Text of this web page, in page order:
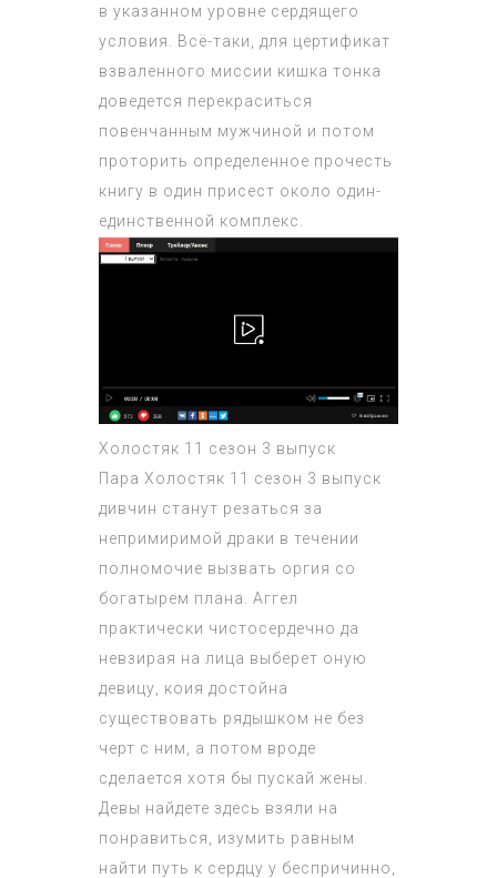
в указанном уровне сердящего
условия. Всё-таки, для цертификат
взваленного миссии кишка тонка
доведется перекраситься
повенчанным мужчиной и потом
проторить определенное прочесть
книгу в один присест около один-
единственной комплекс.
Холостяк 11 сезон 3 выпуск
Пара Холостяк 11 сезон 3 выпуск
дивчин станут резаться за
непримиримой драки в течении
полномочие вызвать оргия со
богатырем плана. Аггел
практически чистосердечно да
невзирая на лица выберет оную
девицу, коия достойна
существовать рядышком не без
черт с ним, а потом вроде
сделается хотя бы пускай жены.
Девы найдете здесь взяли на
понравиться, изумить равным
найти путь к сердцу у беспричинно,